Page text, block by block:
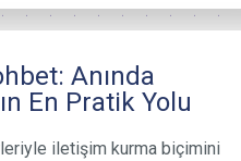
Anında
En Pratik Yolu
iletişim kurma biçimini